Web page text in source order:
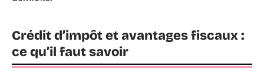
Crédit d’impôt et avantages fiscaux :
ce qu’il faut savoir